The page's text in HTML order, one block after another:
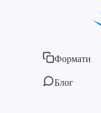
Формати
Блог